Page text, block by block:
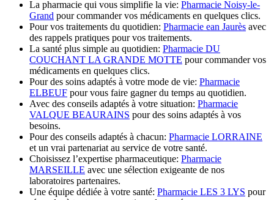
La pharmacie qui vous simplifie la vie: Pharmacie Noisy-le-
Grand pour commander vos médicaments en quelques clics.
Pour vos traitements du quotidien: Pharmacie ean Jaurès avec
des rappels pratiques pour vos traitements.
La santé plus simple au quotidien: Pharmacie DU
COUCHANT LA GRANDE MOTTE pour commander vos
médicaments en quelques clics.
Pour des soins adaptés à votre mode de vie: Pharmacie
ELBEUF pour vous faire gagner du temps au quotidien.
Avec des conseils adaptés à votre situation: Pharmacie
VALQUE BEAURAINS pour des soins adaptés à vos
besoins.
Pour des conseils adaptés à chacun: Pharmacie LORRAINE
et un vrai partenariat au service de votre santé.
Choisissez l’expertise pharmaceutique: Pharmacie
MARSEILLE avec une sélection exigeante de nos
laboratoires partenaires.
Une équipe dédiée à votre santé: Pharmacie LES 3 LYS pour